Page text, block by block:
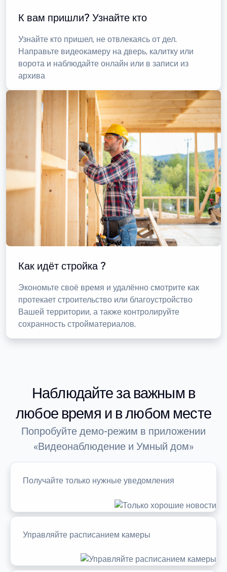
К вам пришли? Узнайте кто
Узнайте кто пришел, не отвлекаясь от дел.
Направьте видеокамеру на дверь, калитку или
ворота и наблюдайте онлайн или в записи из
архива
Как идёт стройка ?
Экономьте своё время и удалённо смотрите как
протекает строительство или благоустройство
Вашей территории, а также контролируйте
сохранность стройматериалов.
Наблюдайте за важным в
любое время и в любом месте
Попробуйте демо-режим в приложении
«Видеонаблюдение и Умный дом»
Получайте только нужные уведомления
Управляйте расписанием камеры